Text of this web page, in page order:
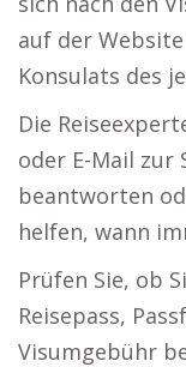
auf der
Konsulats des
Die
oder E-Mail zur
beantworten
helfen, wann
Prüfen Sie, ob
Reisepass,
Visumgebühr